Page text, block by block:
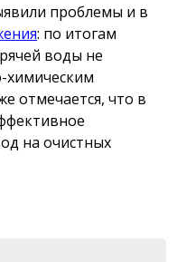
проблемы и в
: по итогам
воды не
химическим
отмечается, что в
на очистных